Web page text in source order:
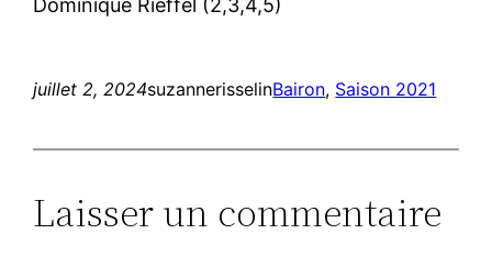
juillet 2, 2024suzannerisselinBairon, Saison 2021
Laisser un commentaire